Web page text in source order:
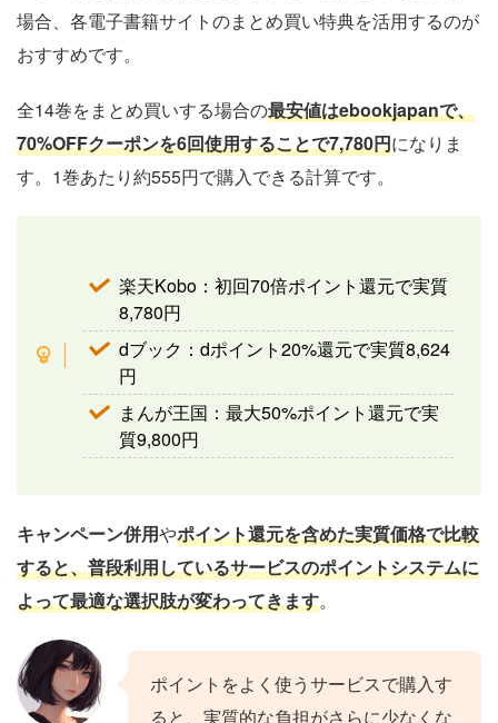
場合、各電子書籍サイトのまとめ買い特典を活用するのが
おすすめです。
全14巻をまとめ買いする場合の最安値はebookjapanで、
70%OFFクーポンを6回使用することで7,780円になりま
す。1巻あたり約555円で購入できる計算です。
楽天Kobo：初回70倍ポイント還元で実質
8,780円
dブック：dポイント20%還元で実質8,624
円
まんが王国：最大50%ポイント還元で実
質9,800円
キャンペーン併用やポイント還元を含めた実質価格で比較
すると、普段利用しているサービスのポイントシステムに
よって最適な選択肢が変わってきます。
ポイントをよく使うサービスで購入す
ると、実質的な負担がさらに少なくな